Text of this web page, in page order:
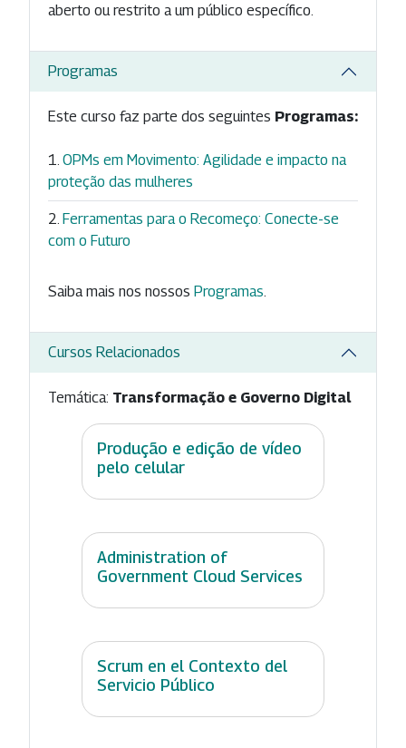
aberto ou restrito a um público específico.
Programas
Este curso faz parte dos seguintes Programas:
OPMs em Movimento: Agilidade e impacto na
proteção das mulheres
Ferramentas para o Recomeço: Conecte-se
com o Futuro
Saiba mais nos nossos Programas
Cursos Relacionados
Temática: Transformação e Governo Digital
Produção e edição de vídeo
pelo celular
Administration of
Government Cloud Services
Scrum en el Contexto del
Servicio Público